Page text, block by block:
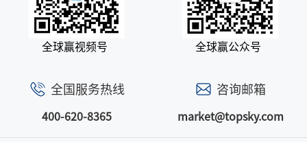
全球赢视频号 全球赢公众号
全国服务热线
400-620-8365
咨询邮箱
market@topsky.com